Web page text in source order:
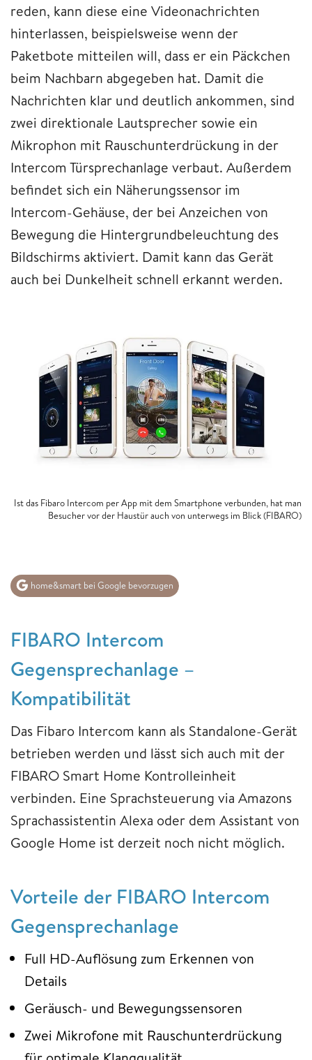
reden, kann diese eine Videonachrichten
hinterlassen, beispielsweise wenn der
Paketbote mitteilen will, dass er ein Päckchen
beim Nachbarn abgegeben hat. Damit die
Nachrichten klar und deutlich ankommen, sind
zwei direktionale Lautsprecher sowie ein
Mikrophon mit Rauschunterdrückung in der
Intercom Türsprechanlage verbaut. Außerdem
befindet sich ein Näherungssensor im
Intercom-Gehäuse, der bei Anzeichen von
Bewegung die Hintergrundbeleuchtung des
Bildschirms aktiviert. Damit kann das Gerät
auch bei Dunkelheit schnell erkannt werden.
Ist das Fibaro Intercom per App mit dem Smartphone verbunden, hat man
Besucher vor der Haustür auch von unterwegs im Blick (FIBARO)
home&smart bei Google bevorzugen
FIBARO Intercom
Gegensprechanlage –
Kompatibilität
Das Fibaro Intercom kann als Standalone-Gerät
betrieben werden und lässt sich auch mit der
FIBARO Smart Home Kontrolleinheit
verbinden. Eine Sprachsteuerung via Amazons
Sprachassistentin Alexa oder dem Assistant von
Google Home ist derzeit noch nicht möglich.
Vorteile der FIBARO Intercom
Gegensprechanlage
Full HD-Auflösung zum Erkennen von
Details
Geräusch- und Bewegungssensoren
Zwei Mikrofone mit Rauschunterdrückung